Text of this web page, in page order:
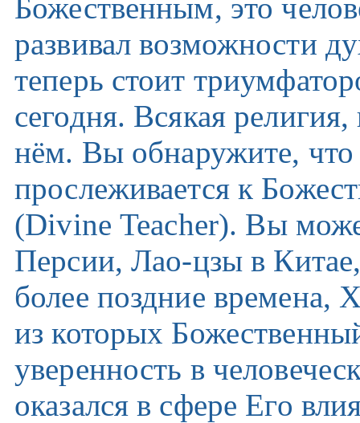
Божественным, это
развивал возможности
теперь стоит
сегодня. Всякая религия,
нём. Вы обнаружите,
прослеживается к
(Divine Teacher). Вы
Персии, Лао-цзы в
более поздние времена,
из которых
уверенность в
оказался в сфере Его